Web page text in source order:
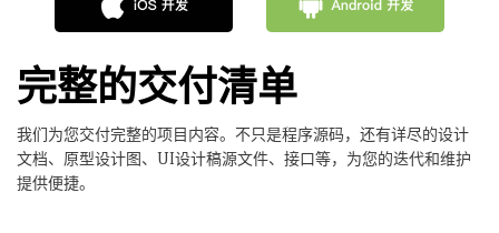
完整的交付清单
我们为您交付完整的项目内容。不只是程序源码，还有详尽的设计
文档、原型设计图、UI设计稿源文件、接口等，为您的迭代和维护
提供便捷。